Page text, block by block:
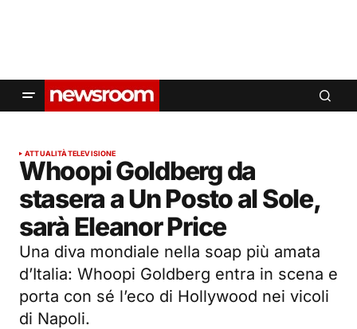
ATTUALITÀTELEVISIONE
Whoopi Goldberg da
stasera a Un Posto al Sole,
sarà Eleanor Price
Una diva mondiale nella soap più amata
d’Italia: Whoopi Goldberg entra in scena e
porta con sé l’eco di Hollywood nei vicoli
di Napoli.